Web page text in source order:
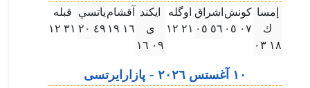
إمسا
ك
۱٨ ۰۳
كونش
۰٧ ۰٥
اشراق
٥٦ ۰٥
اوگله
۲۱ ۱۲
ايكند
ى
۰٩ ۱٦
آقشام
۱٦ ۱٩
ياتسي
٤٩ ۲۰
قبله
۳۱ ۱۲
۱۰ آغستس ۲۰۲٦ - پازارايرتسى